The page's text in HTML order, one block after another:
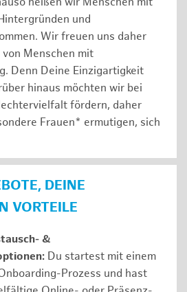
und
Wir freuen uns daher
Menschen mit
Denn Deine Einzigartigkeit
hinaus möchten wir bei
fördern, daher
Frauen* ermutigen, sich
DEINE
VORTEILE
&
Du startest mit einem
Prozess und hast